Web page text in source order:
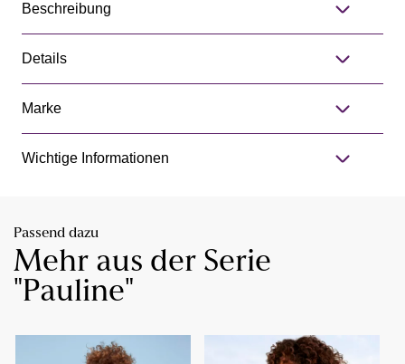
Beschreibung
Details
Marke
Wichtige Informationen
Passend dazu
Mehr aus der Serie
"Pauline"